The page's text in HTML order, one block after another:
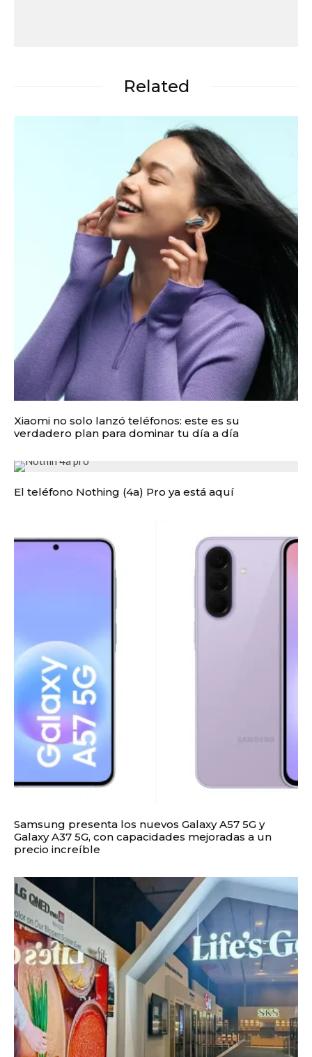
Related
Xiaomi no solo lanzó teléfonos: este es su
verdadero plan para dominar tu día a día
El teléfono Nothing (4a) Pro ya está aquí
Samsung presenta los nuevos Galaxy A57 5G y
Galaxy A37 5G, con capacidades mejoradas a un
precio increíble